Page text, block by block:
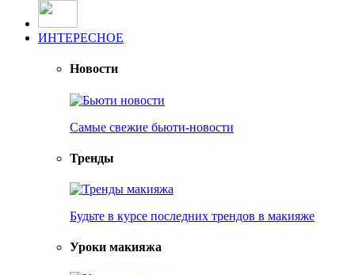
ИНТЕРЕСНОЕ
Новости
Самые свежие бьюти-новости
Тренды
Будьте в курсе последних трендов в макияже
Уроки макияжа